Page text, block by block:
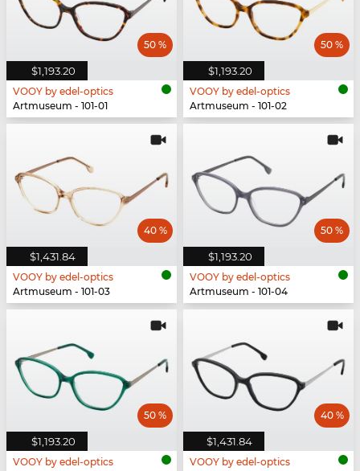
$1,193.20
50 %
VOOY by edel-optics
Artmuseum - 101-01
$1,193.20
50 %
VOOY by edel-optics
Artmuseum - 101-02
$1,431.84
40 %
VOOY by edel-optics
Artmuseum - 101-03
$1,193.20
50 %
VOOY by edel-optics
Artmuseum - 101-04
$1,193.20
50 %
VOOY by edel-optics
$1,431.84
40 %
VOOY by edel-optics